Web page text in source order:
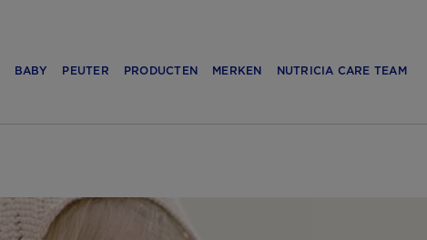
BABY PEUTER PRODUCTEN MERKEN NUTRICIA CARE TEAM